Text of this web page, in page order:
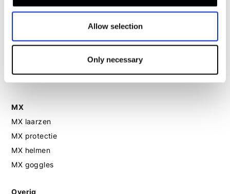
Allow selection
Only necessary
Motorhelm dames
Motorschoenen dames
MX
MX laarzen
MX protectie
MX helmen
MX goggles
Overig